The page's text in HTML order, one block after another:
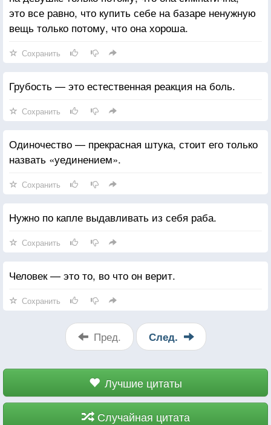
это все равно, что купить себе на базаре ненужную
вещь только потому, что она хороша.
Сохранить
Грубость — это естественная реакция на боль.
Сохранить
Одиночество — прекрасная штука, стоит его только
назвать «уединением».
Сохранить
Нужно по капле выдавливать из себя раба.
Сохранить
Человек — это то, во что он верит.
Сохранить
Пред. След.
Лучшие цитаты
Случайная цитата